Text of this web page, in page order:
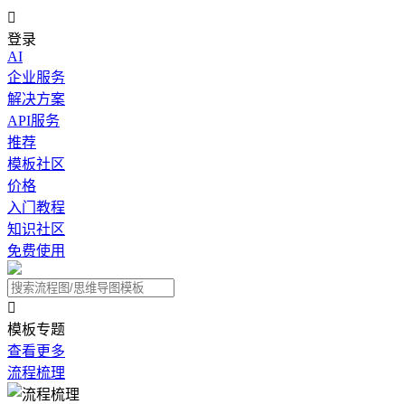

登录
AI
企业服务
解决方案
API服务
推荐
模板社区
价格
入门教程
知识社区
免费使用

模板专题
查看更多
流程梳理